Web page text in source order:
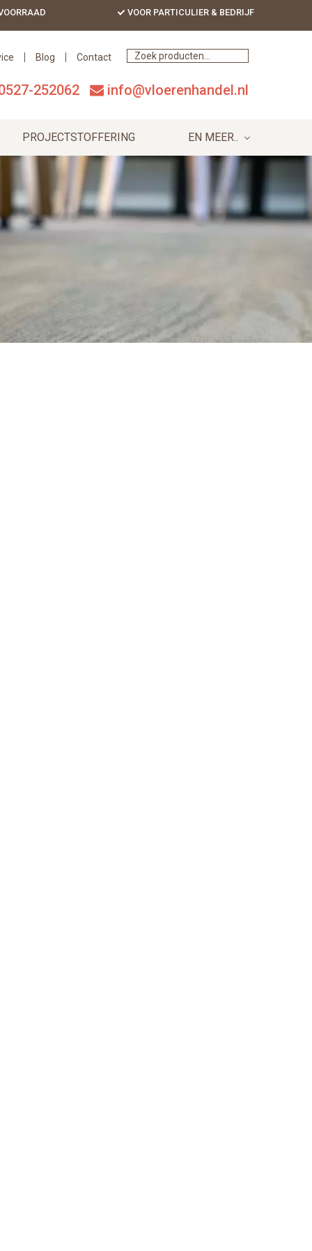
VOOR PARTICULIER & BEDRIJF
Blog Contact
252062 info@vloerenhandel.nl
PROJECTSTOFFERING EN MEER..